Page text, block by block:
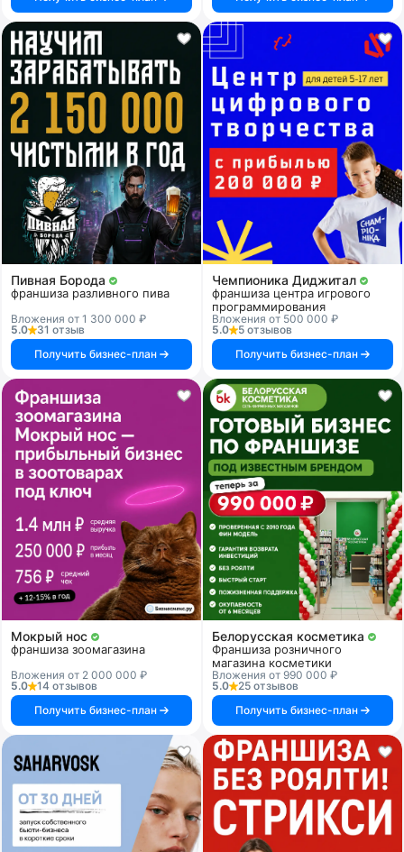
Пивная Борода
франшиза разливного пива
Вложения от 1 300 000 ₽
5.0
31 отзыв
Получить бизнес-план
Чемпионика Диджитал
франшиза центра игрового
программирования
Вложения от 500 000 ₽
5.0
5 отзывов
Получить бизнес-план
Мокрый нос
франшиза зоомагазина
Вложения от 2 000 000 ₽
5.0
14 отзывов
Получить бизнес-план
Белорусская косметика
Франшиза розничного
магазина косметики
Вложения от 990 000 ₽
5.0
25 отзывов
Получить бизнес-план